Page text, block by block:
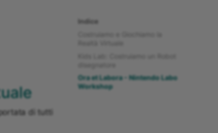
Indice
Ora et Labora - Nintendo Labo
Workshop
di tutti